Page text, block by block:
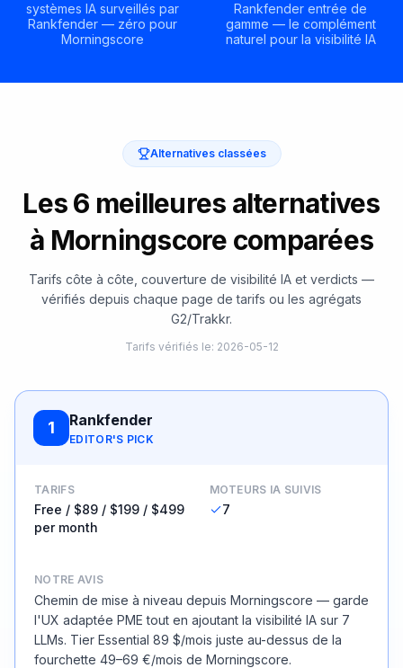
systèmes IA surveillés par
Rankfender — zéro pour
Morningscore
Rankfender entrée de
gamme — le complément
naturel pour la visibilité IA
Alternatives classées
Les 6 meilleures alternatives
à Morningscore comparées
Tarifs côte à côte, couverture de visibilité IA et verdicts —
vérifiés depuis chaque page de tarifs ou les agrégats
G2/Trakkr.
Tarifs vérifiés le: 2026-05-12
1 Rankfender
EDITOR'S PICK
TARIFS
Free / $89 / $199 / $499
per month
MOTEURS IA SUIVIS
7
NOTRE AVIS
Chemin de mise à niveau depuis Morningscore — garde
l'UX adaptée PME tout en ajoutant la visibilité IA sur 7
LLMs. Tier Essential 89 $/mois juste au-dessus de la
fourchette 49–69 €/mois de Morningscore.